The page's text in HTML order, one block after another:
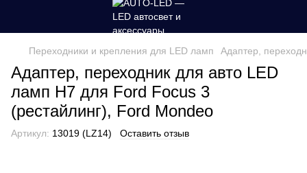
Переходники и крепления для LED ламп Адаптер,
Адаптер, переходник для авто LED
ламп H7 для Ford Focus 3
(рестайлинг), Ford Mondeo
Артикул: 13019 (LZ14) Оставить отзыв